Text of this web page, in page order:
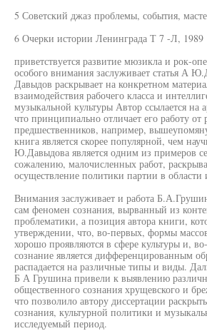
5 Советский джаз проблемы, события,
6 Очерки истории Ленинграда Т 7 -Л, 1989
приветствуется развитие мюзикла и рок-
особого внимания заслуживает статья А
Давыдов раскрывает на конкретном
взаимодействия рабочего класса и
музыкальной культуры Автор ссылается на
что принципиально отличает его работу от
предшественников, например,
книга является скорее популярной, чем
Ю.Давыдова является одним из примеров
сожалению, малочисленных работ,
осуществление политики партии в области
Внимания заслуживает и работа
сам феномен сознания, вырванный из
проблематики, а позиция автора книги,
утверждении, что, во-первых, формы
хорошо проявляются в сфере культуры и,
сознание является дифференцированным
распадается на различные типы и виды.
Б А Грушина привели к выявлению
общественного сознания хрущевского и
что позволило автору диссертации
сознания, культурной политики и
исследуемый период.